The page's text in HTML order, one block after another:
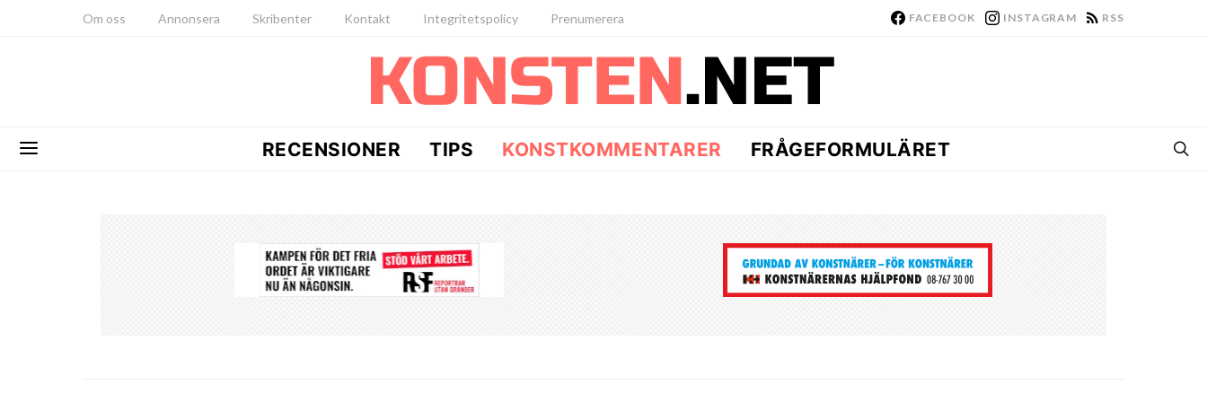
Om oss Annonsera Skribenter Kontakt Integritetspolicy Prenumerera FACEBOOK INSTAGRAM RSS
RECENSIONER TIPS KONSTKOMMENTARER FRÅGEFORMULÄRET